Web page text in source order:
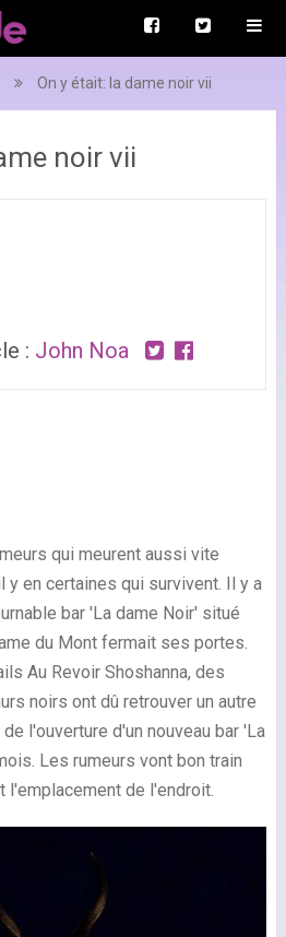
On y était: la dame noir vii
noir vii
: John Noa
qui meurent aussi vite
en certaines qui survivent. Il y a
bar 'La dame Noir' situé
du Mont fermait ses portes.
Au Revoir Shoshanna, des
noirs ont dû retrouver un autre
l'ouverture d'un nouveau bar 'La
Les rumeurs vont bon train
l'emplacement de l'endroit.